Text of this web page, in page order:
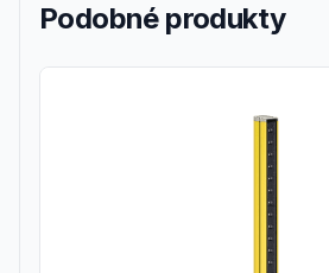
Podobné produkty